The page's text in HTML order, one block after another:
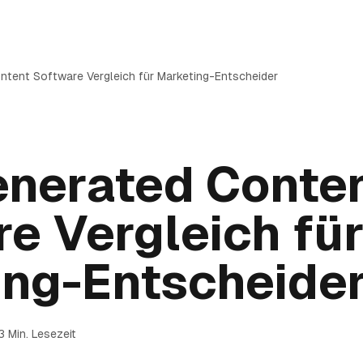
Software Vergleich für Marketing-Entscheider
Vergleich
Min. Lesezeit